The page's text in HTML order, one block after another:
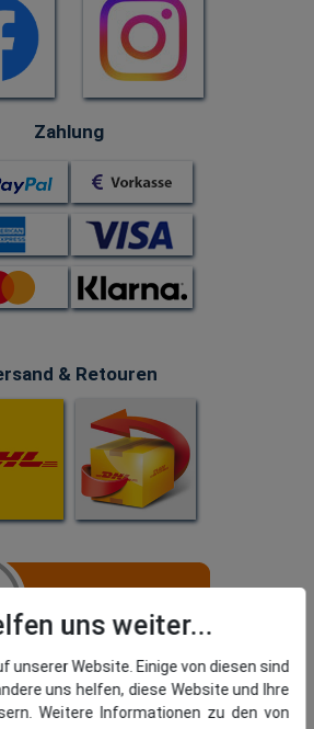
Zahlung
& Retouren
unserer Website. Einige von diesen sind
uns helfen, diese Website und Ihre
Weitere Informationen zu den von